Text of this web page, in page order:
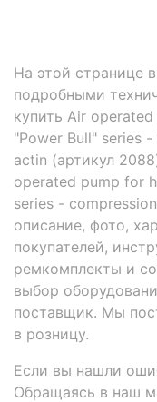
На этой странице
подробными
купить Air
"Power Bull" series
actin (артикул
operated pump for
series -
описание, фото,
покупателей,
ремкомплекты и
выбор
поставщик. Мы
в розницу.
Если вы нашли
Обращаясь в наш